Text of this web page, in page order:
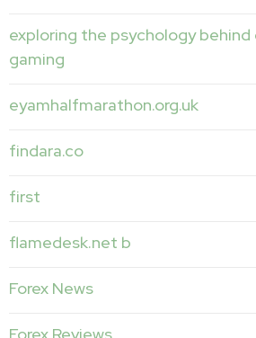
exploring the psychology
gaming
eyamhalfmarathon.org.uk
findara.co
first
flamedesk.net b
Forex News